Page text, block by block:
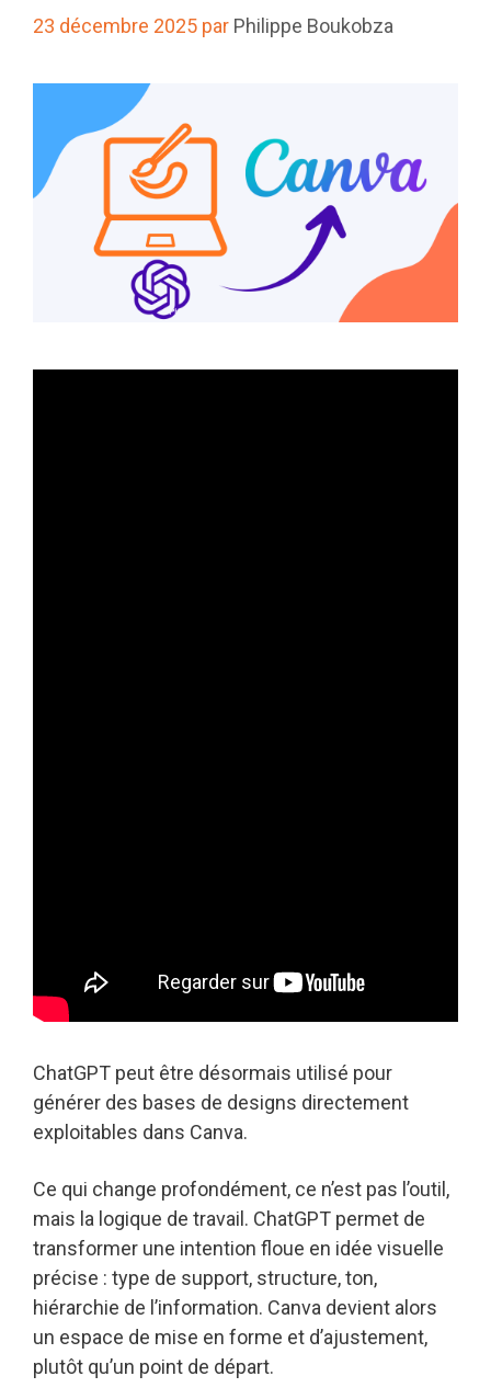
23 décembre 2025 par Philippe Boukobza
ChatGPT peut être désormais utilisé pour
générer des bases de designs directement
exploitables dans Canva.
Ce qui change profondément, ce n’est pas l’outil,
mais la logique de travail. ChatGPT permet de
transformer une intention floue en idée visuelle
précise : type de support, structure, ton,
hiérarchie de l’information. Canva devient alors
un espace de mise en forme et d’ajustement,
plutôt qu’un point de départ.